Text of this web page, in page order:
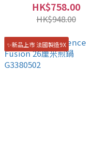
HK$758.00
HK$948.00
✨新品上市 法國製造9X